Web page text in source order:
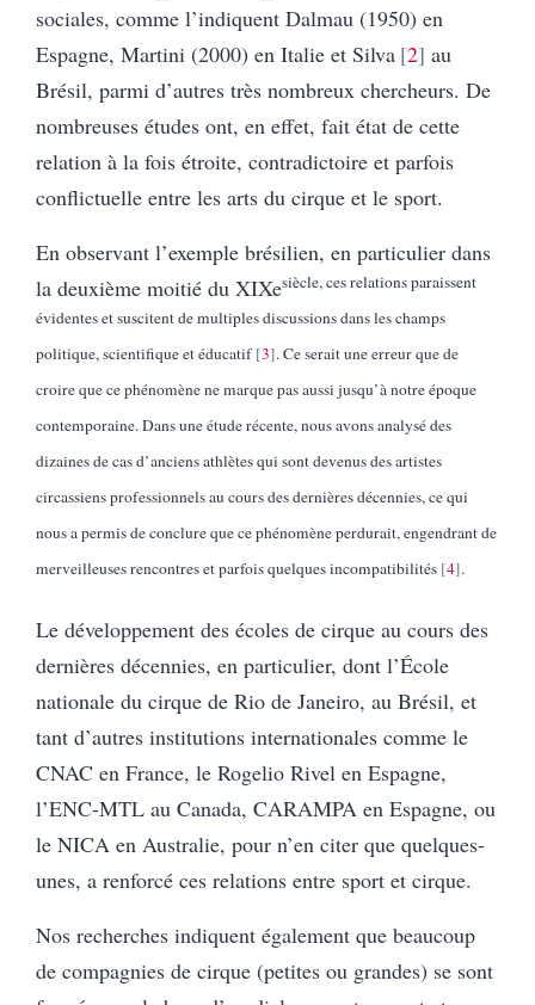
sociales, comme l’indiquent Dalmau (1950) en
Espagne, Martini (2000) en Italie et Silva 2 au
Brésil, parmi d’autres très nombreux chercheurs. De
nombreuses études ont, en effet, fait état de cette
relation à la fois étroite, contradictoire et parfois
conflictuelle entre les arts du cirque et le sport.
En observant l’exemple brésilien, en particulier dans
la deuxième moitié du XIXesiècle, ces relations paraissent
évidentes et suscitent de multiples discussions dans les champs
politique, scientifique et éducatif 3 . Ce serait une erreur que de
croire que ce phénomène ne marque pas aussi jusqu’à notre époque
contemporaine. Dans une étude récente, nous avons analysé des
dizaines de cas d’anciens athlètes qui sont devenus des artistes
circassiens professionnels au cours des dernières décennies, ce qui
nous a permis de conclure que ce phénomène perdurait, engendrant de
merveilleuses rencontres et parfois quelques incompatibilités 4 .
Le développement des écoles de cirque au cours des
dernières décennies, en particulier, dont l’École
nationale du cirque de Rio de Janeiro, au Brésil, et
tant d’autres institutions internationales comme le
CNAC en France, le Rogelio Rivel en Espagne,
l’ENC-MTL au Canada, CARAMPA en Espagne, ou
le NICA en Australie, pour n’en citer que quelques-
unes, a renforcé ces relations entre sport et cirque.
Nos recherches indiquent également que beaucoup
de compagnies de cirque (petites ou grandes) se sont